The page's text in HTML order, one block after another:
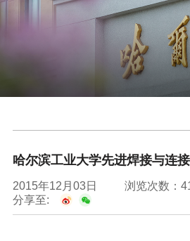
哈尔滨工业大学先进焊接与连
2015年12月03日 浏览次数：
分享至: